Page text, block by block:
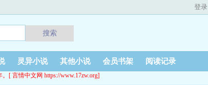
登录
搜索
灵异小说 其他小说 会员书架 阅读记录
[ 言情中文网 https://www.17zw.org]